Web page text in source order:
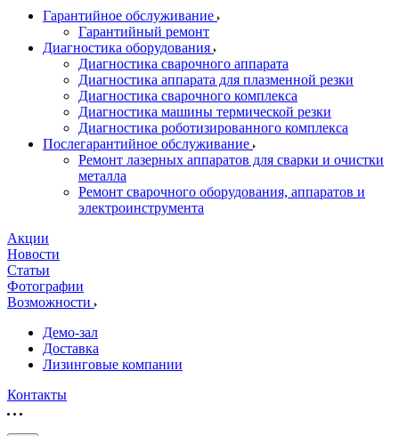
Гарантийное обслуживание
Гарантийный ремонт
Диагностика оборудования
Диагностика сварочного аппарата
Диагностика аппарата для плазменной резки
Диагностика сварочного комплекса
Диагностика машины термической резки
Диагностика роботизированного комплекса
Послегарантийное обслуживание
Ремонт лазерных аппаратов для сварки и очистки
металла
Ремонт сварочного оборудования, аппаратов и
электроинструмента
Акции
Новости
Статьи
Фотографии
Возможности
Демо-зал
Доставка
Лизинговые компании
Контакты